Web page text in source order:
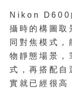
Nikon D600
攝時的構圖取
同對焦模式，
物靜態場景，
式，再搭配自
實就已經很高